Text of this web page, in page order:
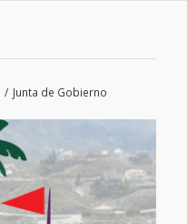
/ Junta de Gobierno